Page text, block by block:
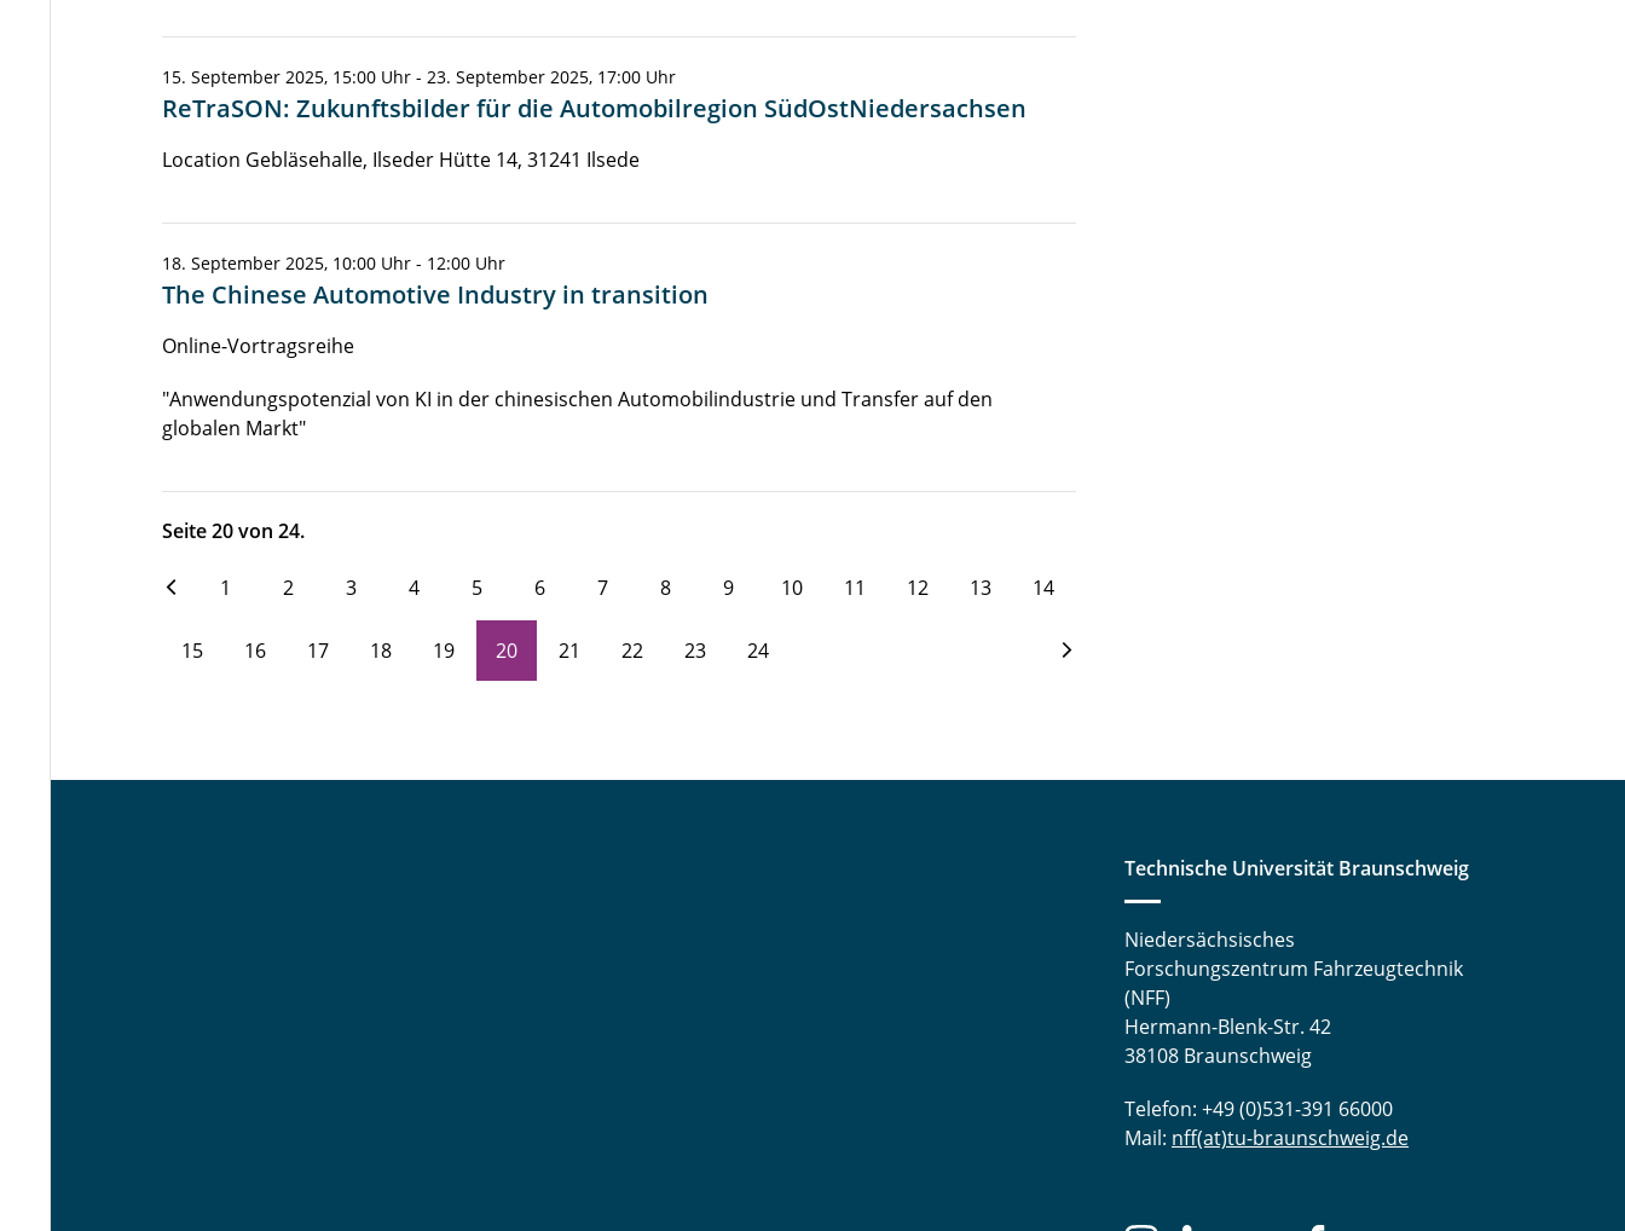
15. September 2025, 15:00 Uhr - 23. September 2025, 17:00 Uhr
ReTraSON: Zukunftsbilder für die Automobilregion SüdOstNiedersachsen
Location Gebläsehalle, Ilseder Hütte 14, 31241 Ilsede
18. September 2025, 10:00 Uhr - 12:00 Uhr
The Chinese Automotive Industry in transition
Online-Vortragsreihe
"Anwendungspotenzial von KI in der chinesischen Automobilindustrie und Transfer auf den
globalen Markt"
Seite 20 von 24.
1 2 3 4 5 6 7 8 9 10 11 12 13 14
15 16 17 18 19 20 21 22 23 24
Technische Universität Braunschweig
Niedersächsisches
Forschungszentrum Fahrzeugtechnik
(NFF)
Hermann-Blenk-Str. 42
38108 Braunschweig
Telefon: +49 (0)531-391 66000
Mail: nff(at)tu-braunschweig.de